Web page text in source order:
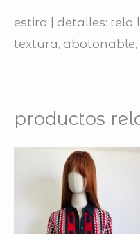
estira | detalles: tela
textura, abotonable,
productos